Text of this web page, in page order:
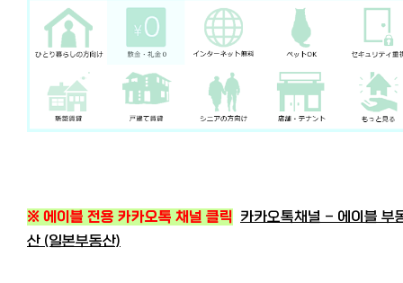
※ 에이블 전용 카카오톡 채널 클릭 카카오톡채널 - 에이블 부
산 (일본부동산)